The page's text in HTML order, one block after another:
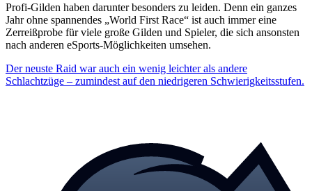
Profi-Gilden haben darunter besonders zu leiden. Denn ein ganzes
Jahr ohne spannendes „World First Race“ ist auch immer eine
Zerreißprobe für viele große Gilden und Spieler, die sich ansonsten
nach anderen eSports-Möglichkeiten umsehen.
Der neuste Raid war auch ein wenig leichter als andere
Schlachtzüge – zumindest auf den niedrigeren Schwierigkeitsstufen.